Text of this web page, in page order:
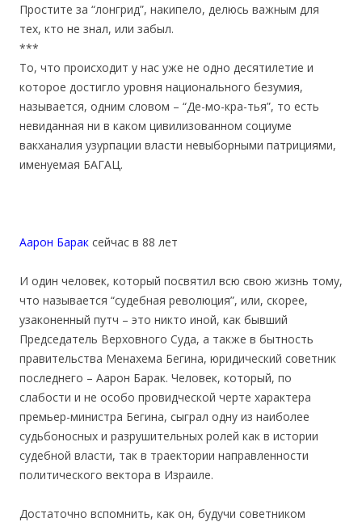
Простите за “лонгрид”, накипело, делюсь важным для
тех, кто не знал, или забыл.
***
То, что происходит у нас уже не одно десятилетие и
которое достигло уровня национального безумия,
называется, одним словом – “Де-мо-кра-тья”, то есть
невиданная ни в каком цивилизованном социуме
вакханалия узурпации власти невыборными патрициями,
именуемая БАГАЦ.
Аарон Барак сейчас в 88 лет
И один человек, который посвятил всю свою жизнь тому,
что называется “судебная революция”, или, скорее,
узаконенный путч – это никто иной, как бывший
Председатель Верховного Суда, а также в бытность
правительства Менахема Бегина, юридический советник
последнего – Аарон Барак. Человек, который, по
слабости и не особо провидческой черте характера
премьер-министра Бегина, сыграл одну из наиболее
судьбоносных и разрушительных ролей как в истории
судебной власти, так в траектории направленности
политического вектора в Израиле.
Достаточно вспомнить, как он, будучи советником